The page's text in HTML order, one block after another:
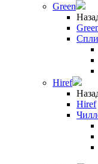
Green
Hiref
Hiref